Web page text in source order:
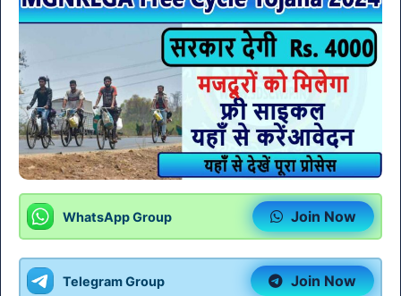
WhatsApp Group Join Now
Telegram Group Join Now